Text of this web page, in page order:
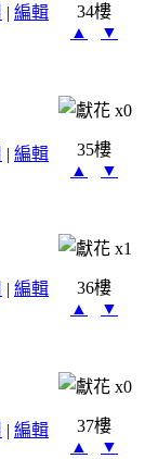
| 編輯
34樓
▲
▼
x0
| 編輯
35樓
▲
▼
x1
| 編輯
36樓
▲
▼
x0
| 編輯
37樓
▲
▼